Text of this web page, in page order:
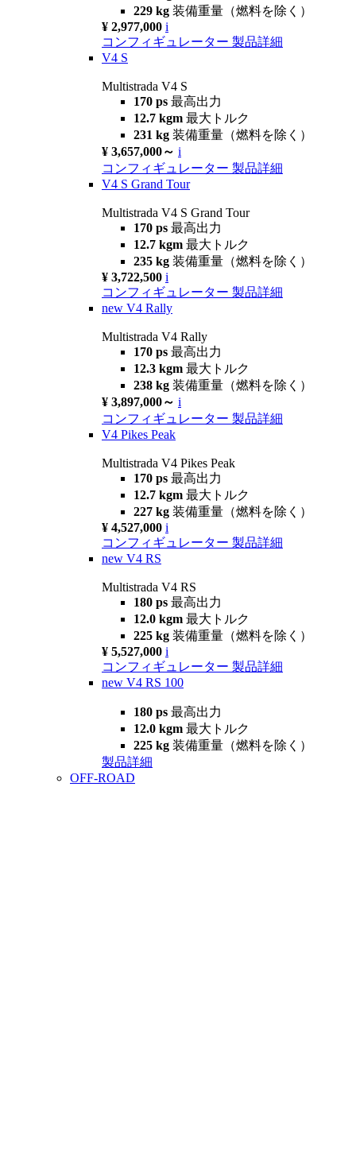
229 kg 装備重量（燃料を除く）
¥ 2,977,000 i
コンフィギュレーター 製品詳細
V4 S
Multistrada V4 S
170 ps 最高出力
12.7 kgm 最大トルク
231 kg 装備重量（燃料を除く）
¥ 3,657,000～ i
コンフィギュレーター 製品詳細
V4 S Grand Tour
Multistrada V4 S Grand Tour
170 ps 最高出力
12.7 kgm 最大トルク
235 kg 装備重量（燃料を除く）
¥ 3,722,500 i
コンフィギュレーター 製品詳細
new V4 Rally
Multistrada V4 Rally
170 ps 最高出力
12.3 kgm 最大トルク
238 kg 装備重量（燃料を除く）
¥ 3,897,000～ i
コンフィギュレーター 製品詳細
V4 Pikes Peak
Multistrada V4 Pikes Peak
170 ps 最高出力
12.7 kgm 最大トルク
227 kg 装備重量（燃料を除く）
¥ 4,527,000 i
コンフィギュレーター 製品詳細
new V4 RS
Multistrada V4 RS
180 ps 最高出力
12.0 kgm 最大トルク
225 kg 装備重量（燃料を除く）
¥ 5,527,000 i
コンフィギュレーター 製品詳細
new V4 RS 100
180 ps 最高出力
12.0 kgm 最大トルク
225 kg 装備重量（燃料を除く）
製品詳細
OFF-ROAD